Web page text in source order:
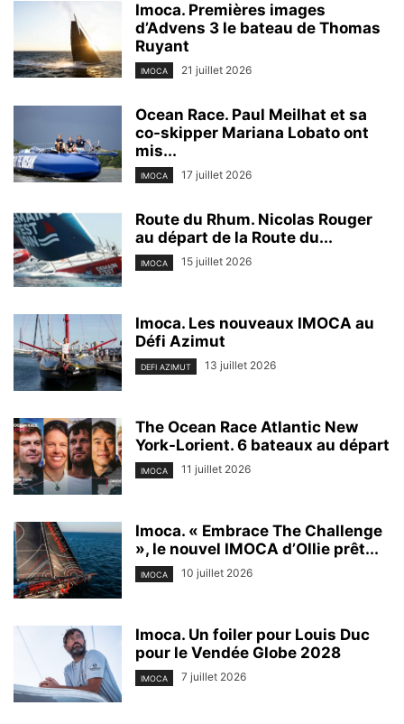
Imoca. Premières images
d’Advens 3 le bateau de Thomas
Ruyant
IMOCA 21 juillet 2026
Ocean Race. Paul Meilhat et sa
co-skipper Mariana Lobato ont
mis...
IMOCA 17 juillet 2026
Route du Rhum. Nicolas Rouger
au départ de la Route du...
IMOCA 15 juillet 2026
Imoca. Les nouveaux IMOCA au
Défi Azimut
DEFI AZIMUT 13 juillet 2026
The Ocean Race Atlantic New
York-Lorient. 6 bateaux au départ
IMOCA 11 juillet 2026
Imoca. « Embrace The Challenge
», le nouvel IMOCA d’Ollie prêt...
IMOCA 10 juillet 2026
Imoca. Un foiler pour Louis Duc
pour le Vendée Globe 2028
IMOCA 7 juillet 2026